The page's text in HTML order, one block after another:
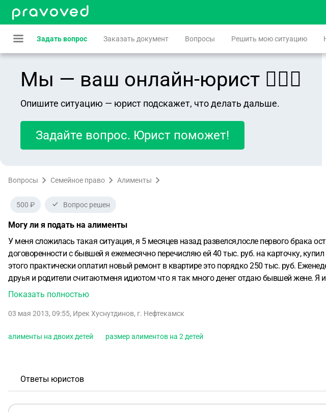
Задать вопрос Заказать документ Вопросы Решить мою ситуацию
Мы — ваш онлайн-юрист 👨🏻‍⚖️
Опишите ситуацию — юрист подскажет, что делать дальше.
Задайте вопрос. Юрист поможет!
Вопросы Семейное право Алименты
500 ₽ Вопрос решен
Могу ли я подать на алименты
У меня сложилась такая ситуация, я 5 месяцев назад развелся,после первого брака
договоренности с бывшей я ежемесячно перечисляю ей 40 тыс. руб. на карточку,
этого практически оплатил новый ремонт в квартире это порядко 250 тыс. руб.
друья и родители считаютменя идиотом что я так много денег отдаю бывшей жене.
давать им то что попросят дети и бывшая жена. Сейчас планирую второй раз
бывшая жена зная как я люблю детей меня шантажтрует, что если не буду платить
Показать полностью
03 мая 2013, 09:55, Ирек Хуснутдинов, г. Нефтекамск
алименты на двоих детей размер алиментов на 2 детей
Ответы юристов